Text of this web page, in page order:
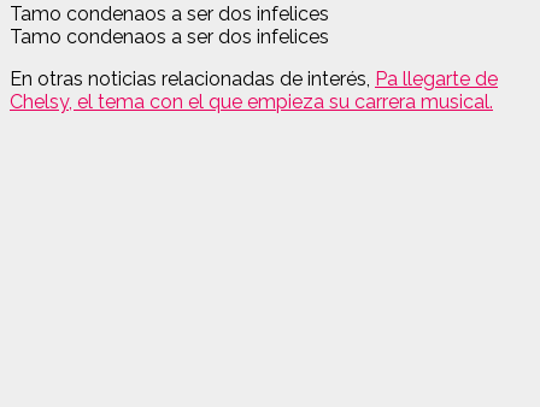
Tamo condenaos a ser dos infelices
Tamo condenaos a ser dos infelices
En otras noticias relacionadas de interés, Pa llegarte de
Chelsy, el tema con el que empieza su carrera musical.